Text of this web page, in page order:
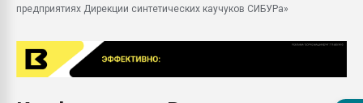
заводу пластмасс"
Помощь в подборе
Вакуум-формовочные
предприятиях Дирекции синтетических каучуков СИБУРа»